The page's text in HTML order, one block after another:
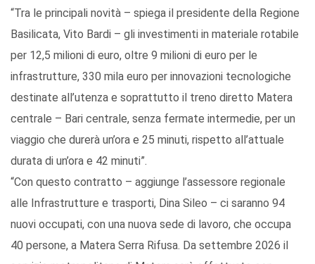
“Tra le principali novità – spiega il presidente della Regione
Basilicata, Vito Bardi – gli investimenti in materiale rotabile
per 12,5 milioni di euro, oltre 9 milioni di euro per le
infrastrutture, 330 mila euro per innovazioni tecnologiche
destinate all’utenza e soprattutto il treno diretto Matera
centrale – Bari centrale, senza fermate intermedie, per un
viaggio che durerà un’ora e 25 minuti, rispetto all’attuale
durata di un’ora e 42 minuti”.
“Con questo contratto – aggiunge l’assessore regionale
alle Infrastrutture e trasporti, Dina Sileo – ci saranno 94
nuovi occupati, con una nuova sede di lavoro, che occupa
40 persone, a Matera Serra Rifusa. Da settembre 2026 il